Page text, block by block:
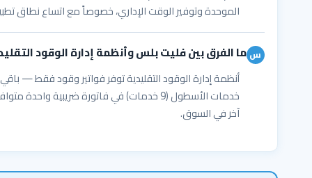
الموحدة وتوفير الوقت الإداري، خصوصاً مع اتساع نطاق تطبيق
ما الفرق بين فليت بلس وأنظمة إدارة الوقود
أنظمة إدارة الوقود التقليدية توفر فواتير وقود فقط
آخر في السوق.